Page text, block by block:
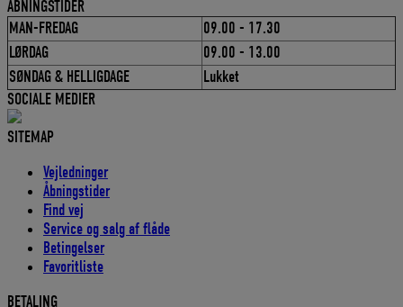
ÅBNINGSTIDER
MAN-FREDAG
09.00 - 17.30
LØRDAG
09.00 - 13.00
SØNDAG & HELLIGDAGE
Lukket
SOCIALE MEDIER
SITEMAP
Vejledninger
Åbningstider
Find vej
Service og salg af flåde
Betingelser
Favoritliste
BETALING